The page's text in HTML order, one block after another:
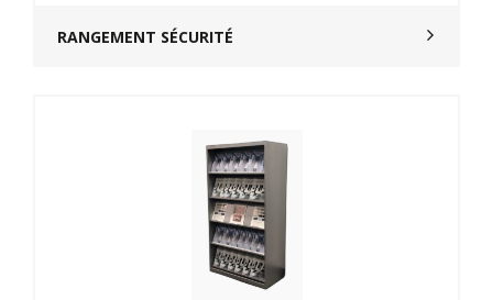
RANGEMENT SÉCURITÉ